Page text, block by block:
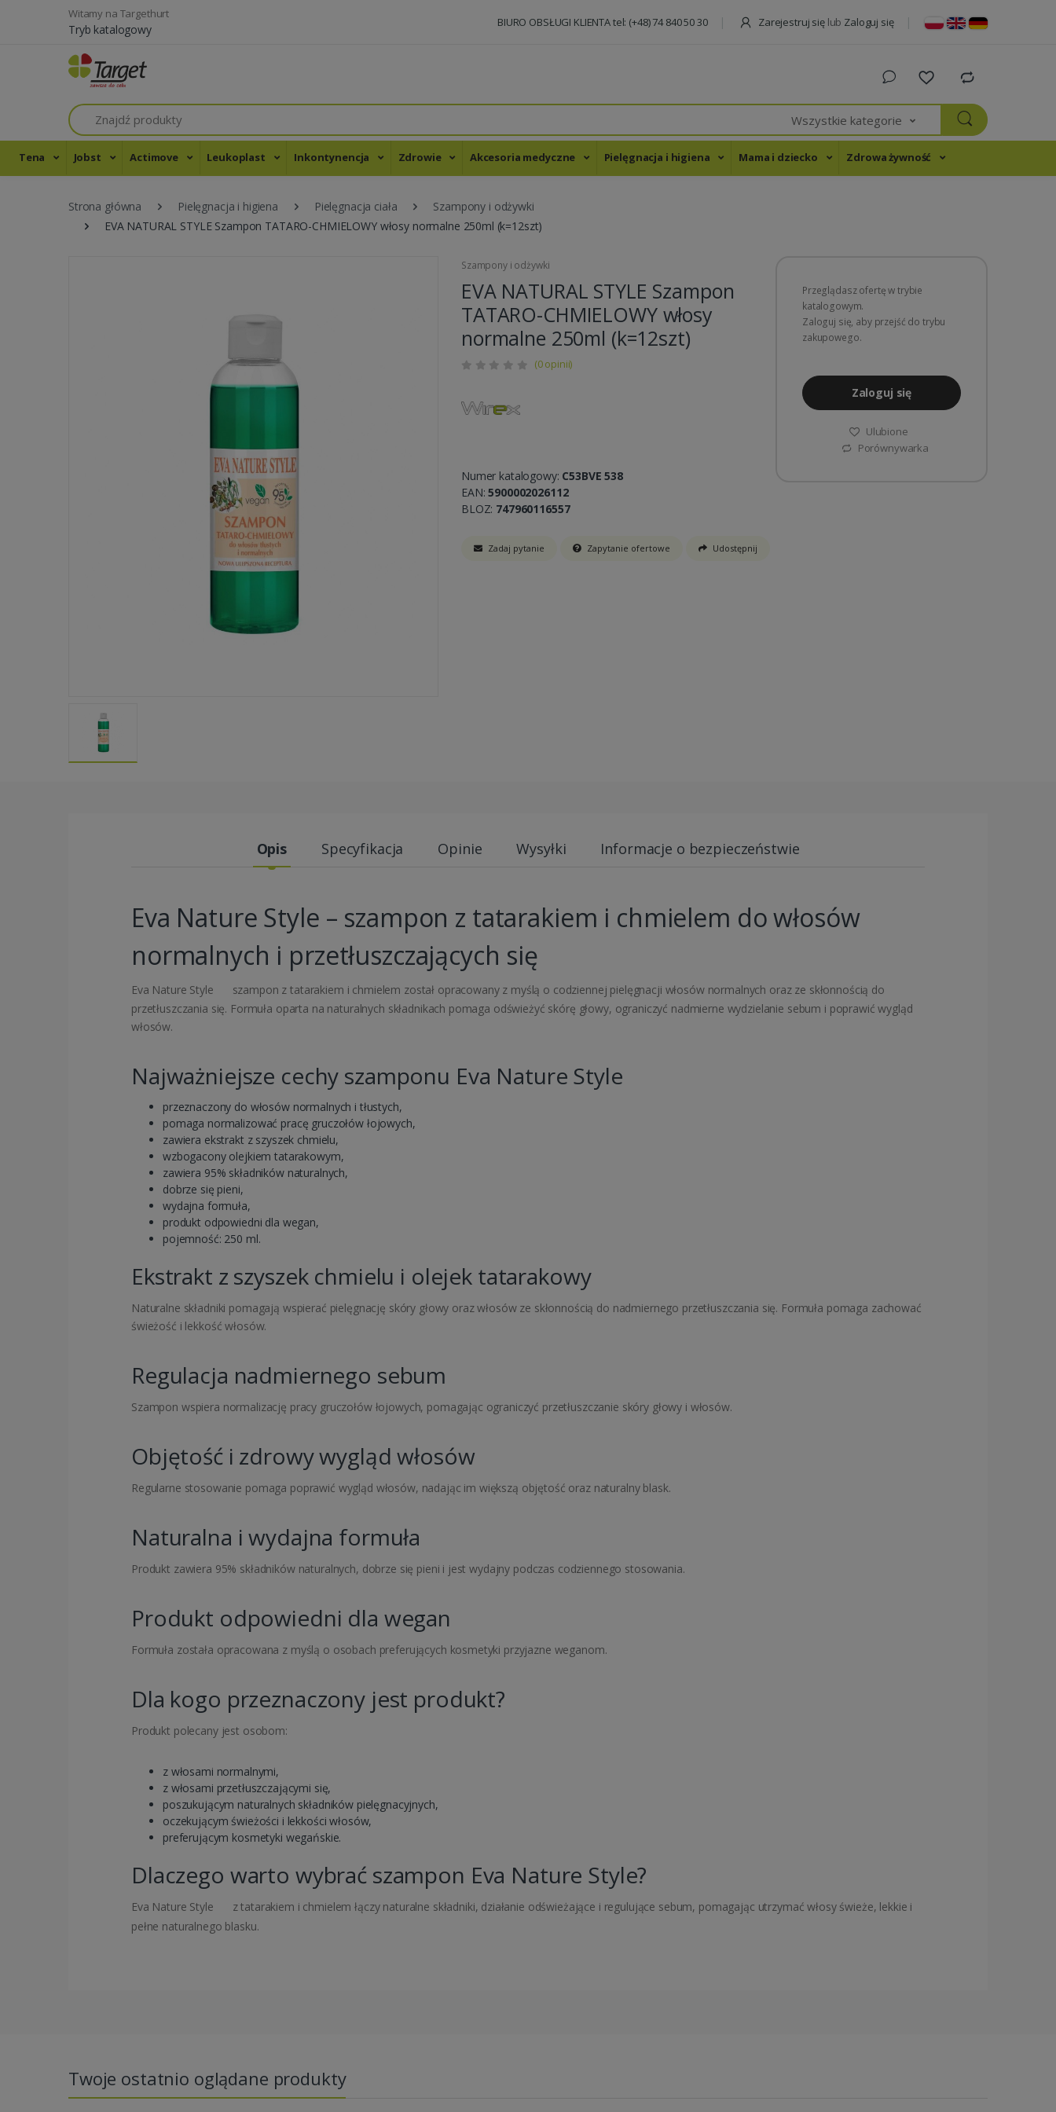
Witamy na Targethurt
Tryb katalogowy BIURO OBSŁUGI KLIENTA tel: (+48) 74 840 50 30 Zarejestruj się lub Zaloguj się
Szukaj
Wszystkie kategorie
Tena Jobst Actimove Leukoplast Inkontynencja Zdrowie Akcesoria medyczne Pielęgnacja i higiena Mama i dziecko Zdrowa żywność
Strona główna Pielęgnacja i higiena Pielęgnacja ciała
Szampony i odżywki
EVA NATURAL STYLE Szampon TATARO-CHMIELOWY włosy normalne 250ml (k=12szt)
Szampony i odżywki
EVA NATURAL STYLE Szampon
TATARO-CHMIELOWY włosy
normalne 250ml (k=12szt)
(0 opinii)
Numer katalogowy: C53BVE 538
EAN:5900002026112
BLOZ: 747960116557
Zadaj pytanie Zapytanie ofertowe Udostępnij
Przeglądasz ofertę w trybie
katalogowym.
Zaloguj się, aby przejść do trybu
zakupowego.
Zaloguj się
Ulubione
Porównywarka
Opis Specyfikacja Opinie Wysyłki Informacje o bezpieczeństwie
Eva Nature Style – szampon z tatarakiem i chmielem do włosów
normalnych i przetłuszczających się
Eva Nature Style
szampon z tatarakiem i chmielem został opracowany z myślą o codziennej pielęgnacji włosów normalnych oraz ze skłonnością do
przetłuszczania się. Formuła oparta na naturalnych składnikach pomaga odświeżyć skórę głowy, ograniczyć nadmierne wydzielanie sebum i poprawić wygląd
włosów.
Najważniejsze cechy szamponu Eva Nature Style
przeznaczony do włosów normalnych i tłustych,
pomaga normalizować pracę gruczołów łojowych,
zawiera ekstrakt z szyszek chmielu,
wzbogacony olejkiem tatarakowym,
zawiera 95% składników naturalnych,
dobrze się pieni,
wydajna formuła,
produkt odpowiedni dla wegan,
pojemność: 250 ml.
Ekstrakt z szyszek chmielu i olejek tatarakowy
Naturalne składniki pomagają wspierać pielęgnację skóry głowy oraz włosów ze skłonnością do nadmiernego przetłuszczania się. Formuła pomaga zachować
świeżość i lekkość włosów.
Regulacja nadmiernego sebum
Szampon wspiera normalizację pracy gruczołów łojowych, pomagając ograniczyć przetłuszczanie skóry głowy i włosów.
Objętość i zdrowy wygląd włosów
Regularne stosowanie pomaga poprawić wygląd włosów, nadając im większą objętość oraz naturalny blask.
Naturalna i wydajna formuła
Produkt zawiera 95% składników naturalnych, dobrze się pieni i jest wydajny podczas codziennego stosowania.
Produkt odpowiedni dla wegan
Formuła została opracowana z myślą o osobach preferujących kosmetyki przyjazne weganom.
Dla kogo przeznaczony jest produkt?
Produkt polecany jest osobom:
z włosami normalnymi,
z włosami przetłuszczającymi się,
poszukującym naturalnych składników pielęgnacyjnych,
oczekującym świeżości i lekkości włosów,
preferującym kosmetyki wegańskie.
Dlaczego warto wybrać szampon Eva Nature Style?
Eva Nature Style
z tatarakiem i chmielem łączy naturalne składniki, działanie odświeżające i regulujące sebum, pomagając utrzymać włosy świeże, lekkie i
pełne naturalnego blasku.
Twoje ostatnio oglądane produkty